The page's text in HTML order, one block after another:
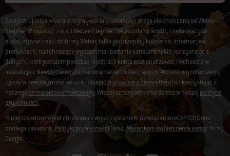
Zarejestruj mnie w celu otrzymywania wiadomości drogą elektroniczną od Weber-
Stephen Polska sp. z o.o. i Weber-Stephen Deutschland GmbH, zawierających
ekskluzywne treści od firmy Weber, takie jak przepisy kulinarne, informacje o
produktach, nadchodzące wydarzenia i badania konsumenckie, korzystając z
danych, które podałem podczas rejestracji konta oraz analizować i wchodzić w
interakcję z Newsletterem za pomocą narzędzi śledzących. Możesz wycofać swoją
zgodę w dowolnym momencie, klikającwypisz się z newsletteralub korzystając z
naszegoformularza kontaktowego. Więcej szczegółów znajdziesz w naszej polityce
prywatności.
Niniejsza witryna jest chroniona z wykorzystaniem rozwiązania reCAPTCHA oraz
podlega zasadom „Polityki prywatności” oraz „Warunkom świadczenia usług” firmy
Google.